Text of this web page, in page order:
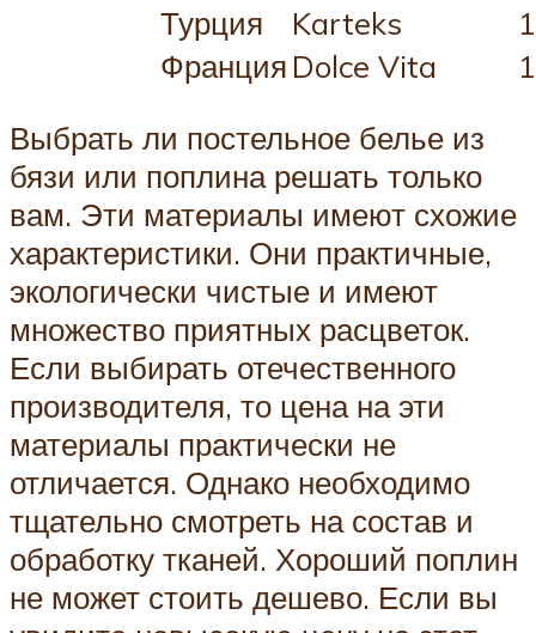
Турция
Karteks
Франция Dolce Vita
Выбрать ли постельное белье из
бязи или поплина решать только
вам. Эти материалы имеют схожие
характеристики. Они практичные,
экологически чистые и имеют
множество приятных расцветок.
Если выбирать отечественного
производителя, то цена на эти
материалы практически не
отличается. Однако необходимо
тщательно смотреть на состав и
обработку тканей. Хороший поплин
не может стоить дешево. Если вы